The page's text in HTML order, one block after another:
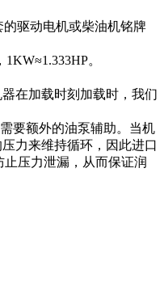
驱动电机或柴油机铭牌
。
在加载时刻加载时，我们
要额外的油泵辅助。当机
力来维持循环，因此进口
压力泄漏，从而保证润